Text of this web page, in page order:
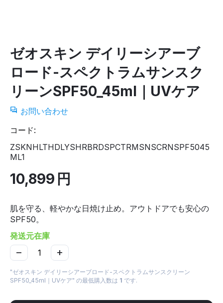
ゼオスキン デイリーシアーブ
ロード-スペクトラムサンスク
リーンSPF50_45ml｜UVケア
お問い合わせ
コード:
ZSKNHLTHDLYSHRBRDSPCTRMSNSCRNSPF5045
ML1
10,899 円
肌を守る、軽やかな日焼け止め。アウトドアでも安心の
SPF50。
発送元在庫
+
−
"ゼオスキン デイリーシアーブロード-スペクトラムサンスクリーン
SPF50_45ml｜UVケア" の最低購入数は 1 です.